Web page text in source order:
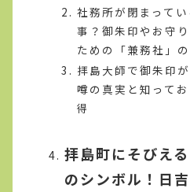
社務所が閉まって
事？御朱印やお守
ための「兼務社」
拝島大師で御朱印
噂の真実と知って
得
拝島町にそびえ
のシンボル！日